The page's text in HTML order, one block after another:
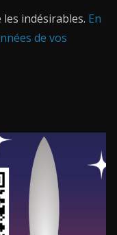
indésirables. En
de vos